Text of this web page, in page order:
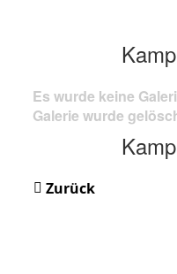
Es wurde keine
Galerie wurde
Zurück